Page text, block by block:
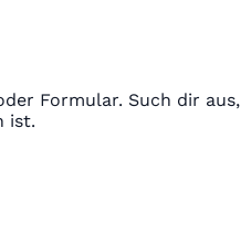
Formular. Such dir aus,
ist.